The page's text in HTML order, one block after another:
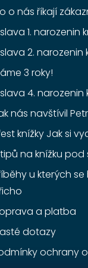
o nás říkají
1. narozenin
2. narozenin
3 roky!
4. narozenin
nás navštívil
knížky Jak si
na knížku
u kterých
a platba
dotazy
ochrany